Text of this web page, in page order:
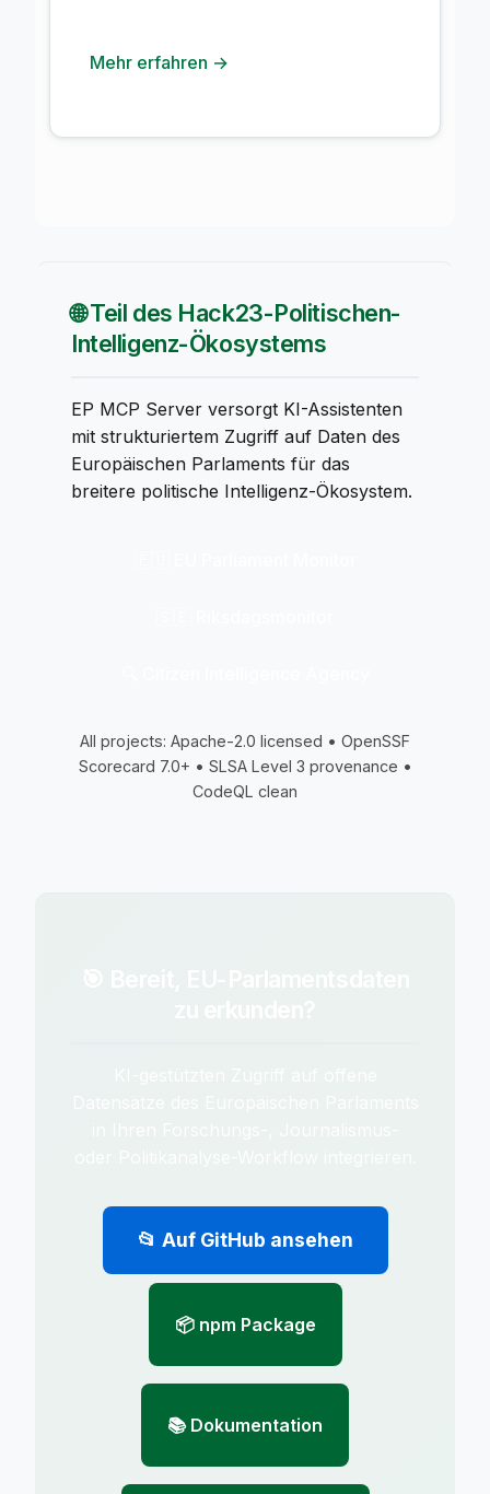
Mehr erfahren →
🌐 Teil des Hack23-Politischen-
Intelligenz-Ökosystems
EP MCP Server versorgt KI-Assistenten
mit strukturiertem Zugriff auf Daten des
Europäischen Parlaments für das
breitere politische Intelligenz-Ökosystem.
All projects: Apache-2.0 licensed • OpenSSF
Scorecard 7.0+ • SLSA Level 3 provenance •
CodeQL clean
📂 Auf GitHub ansehen
📦 npm Package
📚 Dokumentation